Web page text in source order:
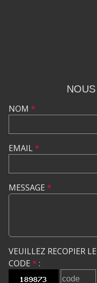
NOM *
EMAIL*
MESSAGE *
VEUILLEZ RECOPIER LE
CODE * :